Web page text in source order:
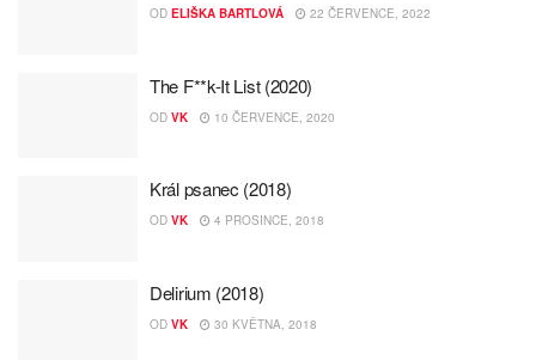
OD ELIŠKA BARTLOVÁ 22 ČERVENCE, 2022
The F**k-It List (2020)
OD VK 10 ČERVENCE, 2020
Král psanec (2018)
OD VK 4 PROSINCE, 2018
Delirium (2018)
OD VK 30 KVĚTNA, 2018